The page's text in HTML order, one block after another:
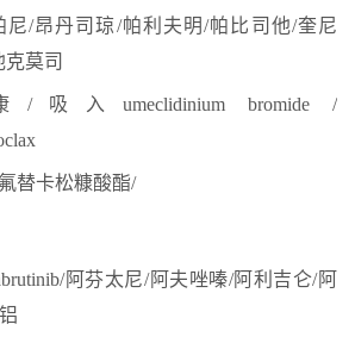
尼/昂丹司琼/帕利夫明/帕比司他/奎尼
克莫司
入umeclidinium bromide /
替卡松糠酸酯/
阿芬太尼/阿夫唑嗪/阿利吉仑/阿